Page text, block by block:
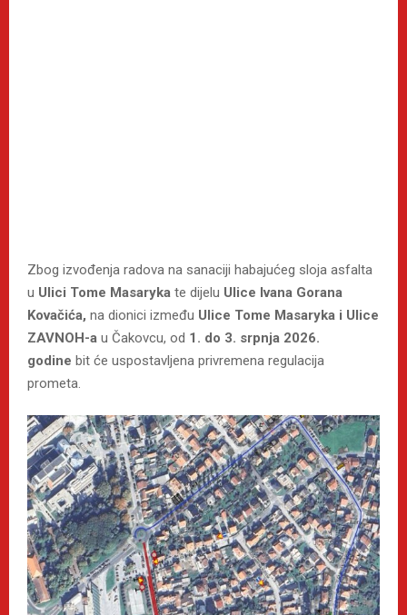
Zbog izvođenja radova na sanaciji habajućeg sloja asfalta
u Ulici Tome Masaryka te dijelu Ulice Ivana Gorana
Kovačića, na dionici između Ulice Tome Masaryka i Ulice
ZAVNOH-a u Čakovcu, od 1. do 3. srpnja 2026.
godine bit će uspostavljena privremena regulacija
prometa.